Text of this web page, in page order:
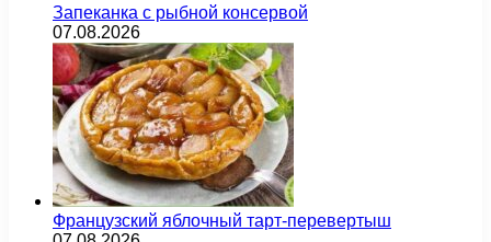
Запеканка с рыбной консервой
07.08.2026
Французский яблочный тарт-перевертыш